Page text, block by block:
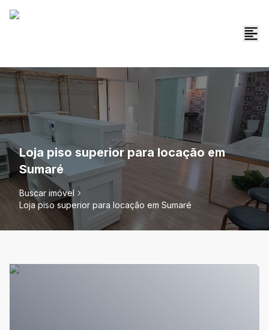
Loja piso superior para locação em
Sumaré
Buscar imóvel
Loja piso superior para locação em Sumaré